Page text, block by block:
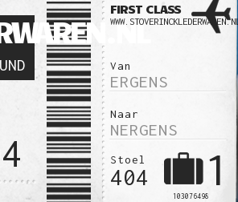
FIRST CLASS
WWW.STOVERINCKLEDERWAREN.NL
Van
ERGENS
Naar
NERGENS
Stoel
404 1
103076498